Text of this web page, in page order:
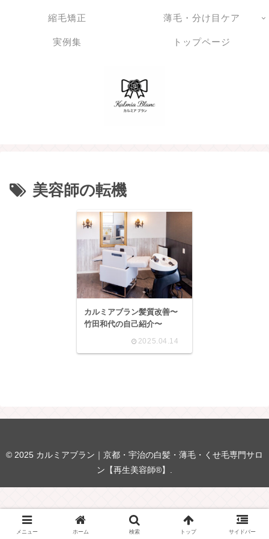
縮毛矯正 薄毛・分け目ケア
実例集 トップページ
美容師の転機
カルミアブラン髪質改善〜
竹田和代の自己紹介〜
2025.04.14
© 2025 カルミアブラン｜京都・宇治の白髪・薄毛・くせ毛専門サロ
ン【再生美容師®】.
メニュー ホーム 検索 トップ サイドバー